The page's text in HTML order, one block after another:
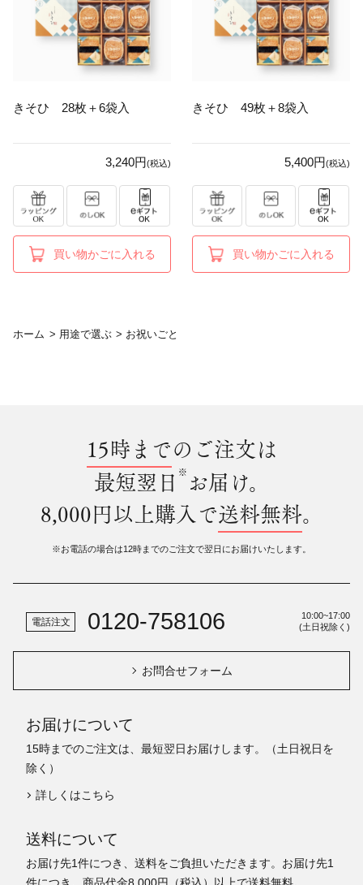
きそひ 28枚＋6袋入
3,240円(税込)
買い物かごに入れる
きそひ 49枚＋8袋入
5,400円(税込)
買い物かごに入れる
ホーム > 用途で選ぶ > お祝いごと
15時までのご注文は
最短翌日 ※ お届け。
8,000円以上購入で送料無料。
※お電話の場合は12時までのご注文で翌日にお届けいたします。
電話注文 0120-758106
10:00~17:00
(土日祝除く)
お問合せフォーム
お届けについて
15時までのご注文は、最短翌日お届けします。（土日祝日を
除く）
詳しくはこちら
送料について
お届け先1件につき、送料をご負担いただきます。お届け先1